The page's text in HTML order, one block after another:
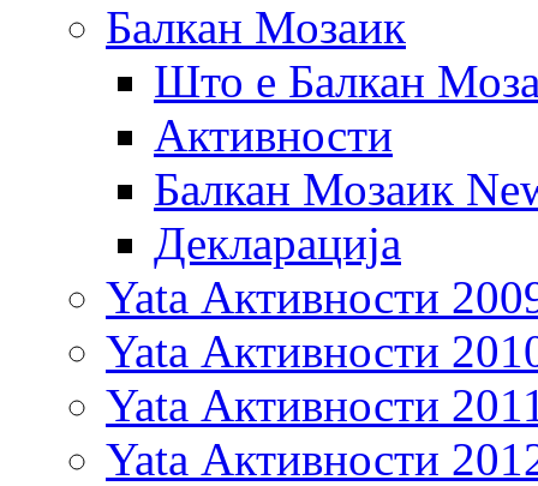
Балкан Мозаик
Што е Балкан
Активности
Балкан Мозаик
Декларација
Yata Активности
Yata Активности
Yata Активности
Yata Активности